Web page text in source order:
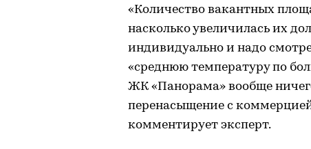
«Количество вакантных
насколько увеличилась их
индивидуально и надо
«среднюю температуру по
ЖК «Панорама» вообще
перенасыщение с
комментирует эксперт.